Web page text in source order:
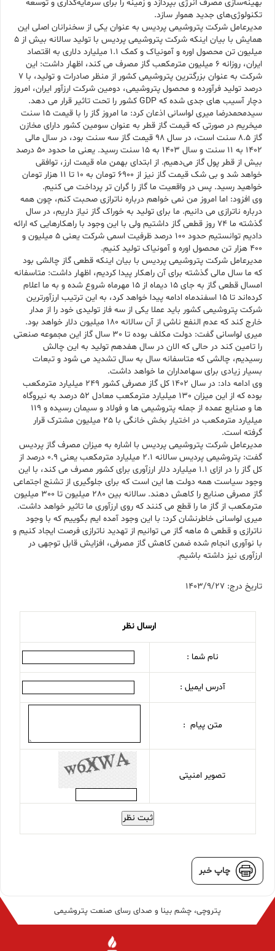
بهینه‌سازی مصرف انرژی بپردازد و زمینه را برای سرمایه‌گذاری و توسعه
تکنولوژی‌های جدید هموار سازد.
مدیرعامل شرکت پتروشیمی پردیس به عنوان یکی از سخنرانان اصلی این
همایش با بیان اینکه شرکت پتروشیمی پردیس با تولید سالانه بیش از 5
میلیون تن محصول اوره و آمونیاک و کمک 1.1 میلیارد دلاری به اقتصاد
ایران، روزانه 6 میلیون مترمکعب گاز مصرف می کند، اظهار داشت: این
شرکت به عنوان بزرگترین پتروشیمی کشور از منظر صادرات و تولید، با 7
درصد تولید فرآورده و محصول پتروشیمی، دومین شرکت ارزآور ایران، امروز
دچار آسیب های جدی شده که GDP کشور را تحت تاثیر قرار می دهد.
سیدمحمدرضا میری لواسانی اذعان کرد: ما امروز گاز را با قیمت 15 سنت
میخریم در صورتی که قیمت گاز قطر به عنوان سومین کشور دارای مخازن
گاز 8.5 سنت است، در سال 98 قیمت گاز سه سنت بود، در سال مالی
1402 به 11 سنت و سال 1403 به 15 سنت رسید. یعنی ما حدود 50 درصد
بیش از قطر پول گاز می‌دهیم. از ابتدای بهمن ماه قیمت ارز، توافقی
خواهد شد و بی شک قیمت گاز نیز از 6900 تومان به 10 تا 11 هزار تومان
خواهید رسید. پس در واقعیت ما گاز را گران تر پرداخت می کنیم.
وی افزود: اما امروز من نمی خواهم درباره ناترازی صحبت کنم، چون همه
درباره ناترازی می دانیم. ما برای تولید به خوراک گاز نیاز داریم، در سال
گذشته ما 74 روز قطعی گاز داشتیم ولی با این وجود با راهکارهایی که ارائه
دادیم توانستیم حدود 100 درصد ظرفیت اسمی شرکت یعنی 5 میلیون و
400 هزار تن محصول اوره و آمونیاک تولید کنیم.
مدیرعامل شرکت پتروشیمی پردیس با بیان اینکه قطعی گاز چالشی بود
که ما سال مالی گذشته برای آن راهکار پیدا کردیم، اظهار داشت: متاسفانه
امسال قطعی گاز به جای 15 دیماه از 15 مهرماه شروع شده و به ما اعلام
کرده‌اند تا 15 اسفندماه ادامه پیدا خواهد کرد، به این ترتیب ارزآورترین
شرکت پتروشیمی کشور باید عملا یکی از سه فاز تولیدی خود را از مدار
خارج کند که عدم النفع ناشی از آن سالانه 180 میلیون دلار خواهد بود.
میری لواسانی گفت: دولت مکلف بوده تا 30 سال گاز این مجموعه صنعتی
را تامین کند در حالی که الان در سال هفدهم تولید به این چالش
رسیدیم، چالشی که متاسفانه سال به سال تشدید می شود و تبعات
بسیار زیادی برای سهامداران ما خواهد داشت.
وی ادامه داد: در سال 1402 کل گاز مصرفی کشور 249 میلیارد مترمکعب
بوده که از این میزان 130 میلیارد مترمکعب معادل 52 درصد به نیروگاه
ها و صنایع عمده از جمله پتروشیمی ها و فولاد و سیمان رسیده و 119
میلیارد مترمکعب در اختیار بخش خانگی با 25 میلیون مشترک قرار
گرفته است.
مدیرعامل شرکت پتروشیمی پردیس با اشاره به میزان مصرف گاز پردیس
گفت: پتروشیمی پردیس سالانه 2.1 میلیارد مترمکعب یعنی 0.9 درصد از
کل گاز را در ازای 1.1 میلیارد دلار ارزآوری برای کشور مصرف می کند، با این
وجود سیاست همه دولت ها این است که برای جلوگیری از تشنج اجتماعی
گاز مصرفی صنایع را کاهش دهند. سالانه بین 280 میلیون تا 300 میلیون
مترمکعب از گاز ما را قطع می کنند که روی ارزآوری ما تاثیر خواهد داشت.
میری لواسانی خاطرنشان کرد: با این وجود آمده ایم بگوییم که با وجود
ناترازی و قطعی 5 ماهه گاز می توانیم از تهدید ناترازی فرصت ایجاد کنیم و
با نوآوری انجام شده ضمن کاهش گاز مصرفی، افزایش قابل توجهی در
ارزآوری نیز داشته باشیم.
تاریخ درج: 1403/9/27
ارسال نظر
نام شما :
آدرس ایمیل :
متن پیام :
تصویر امنیتی
ثبت نظر
چاپ خبر
پتروچی، چشم بینا و صدای رسای صنعت پتروشیمی